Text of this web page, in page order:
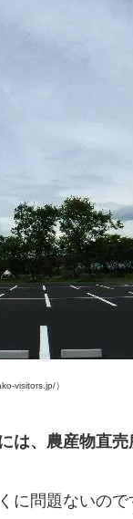
visitors.jp/）
は、農産物直売
に問題ないの